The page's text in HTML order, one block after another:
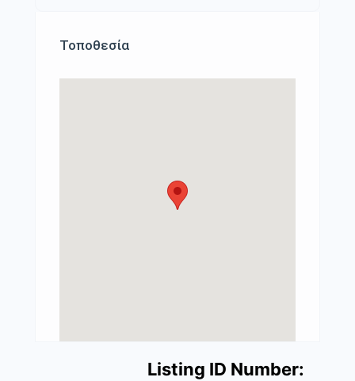
Τοποθεσία
Listing ID Number: